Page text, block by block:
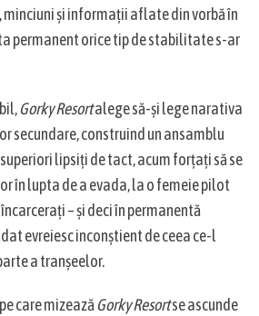
și informații aflate din vorbă în
permanent orice tip de stabilitate s-ar
Gorky Resortalege să-și lege narativa
secundare, construind un ansamblu
lipsiți de tact, acum forțați să se
în lupta de a evada, la o femeie pilot
– și deci în permanentă
evreiesc inconștient de ceea ce-l
a tranșeelor.
care mizează Gorky Resortse ascunde